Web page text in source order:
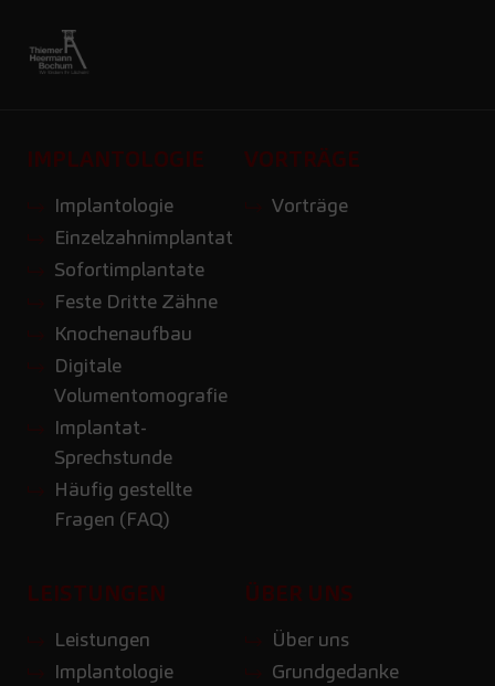
IMPLANTOLOGIE
Implantologie
Einzelzahnimplantat
Sofortimplantate
Feste Dritte Zähne
Knochenaufbau
Digitale
Volumentomografie
Implantat-
Sprechstunde
Häufig gestellte
Fragen (FAQ)
VORTRÄGE
Vorträge
LEISTUNGEN
Leistungen
Implantologie
ÜBER UNS
Über uns
Grundgedanke